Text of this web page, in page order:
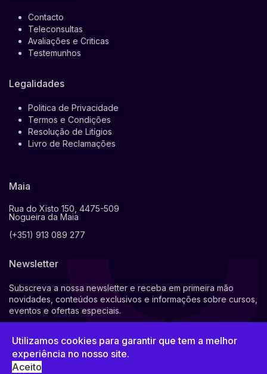
Contacto
Teleconsultas
Avaliações e Criticas
Testemunhos
Legalidades
Politica de Privacidade
Termos e Condições
Resolução de Litígios
Livro de Reclamações
Maia
Rua do Xisto 150, 4475-509
Nogueira da Maia
(+351) 913 089 277
Newsletter
Subscreva a nossa newsletter e receba em primeira mão
novidades, conteúdos exclusivos e informações sobre cursos,
eventos e ofertas especiais.
Por favor, preencha o campo obrigatório.
Utilizamos cookies para garantir que tem a melhor
experiência no nosso site.
Aceito